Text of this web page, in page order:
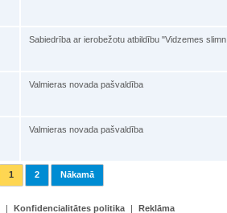
Sabiedrība ar ierobežotu atbildību "Vidzemes slimn
Valmieras novada pašvaldība
Valmieras novada pašvaldība
1 2 Nākamā
| Konfidencialitātes politika | Reklāma